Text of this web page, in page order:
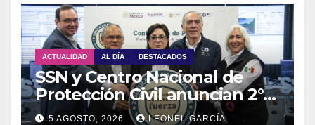
ACTUALIDAD AL DÍA DESTACADOS
SSN y Centro Nacional de
Protección Civil anuncian 2°
Simulacro Nacional 2026
5 AGOSTO, 2026 LEONEL GARCÍA